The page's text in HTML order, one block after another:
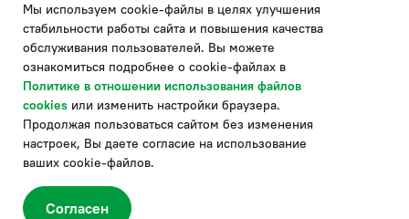
Политика в отношении использования файлов cookies
Политика обработки ПДн
Политика в области управления цепочкой поставки
по системе "НСЛС"
Производитель оставляет за собой право в любой момент
вносить изменения в комплектацию, дизайн и характеристики
товара, не ухудшающие его качество.
Мы используем cookie-файлы в целях улучшения
стабильности работы сайта и повышения качества
обслуживания пользователей. Вы можете
ознакомиться подробнее о cookie-файлах в
Политике в отношении использования файлов
cookies или изменить настройки браузера.
Продолжая пользоваться сайтом без изменения
настроек, Вы даете согласие на использование
ваших cookie-файлов.
Согласен